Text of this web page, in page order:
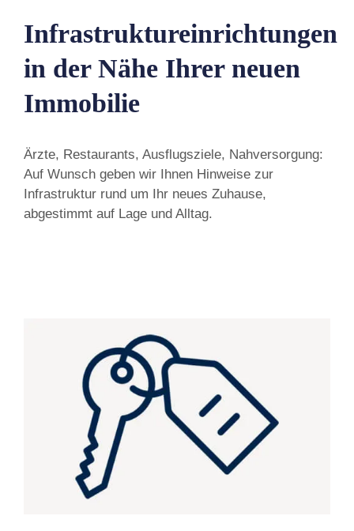
Infrastruktureinrichtungen
in der Nähe Ihrer neuen
Immobilie
Ärzte, Restaurants, Ausflugsziele, Nahversorgung:
Auf Wunsch geben wir Ihnen Hinweise zur
Infrastruktur rund um Ihr neues Zuhause,
abgestimmt auf Lage und Alltag.